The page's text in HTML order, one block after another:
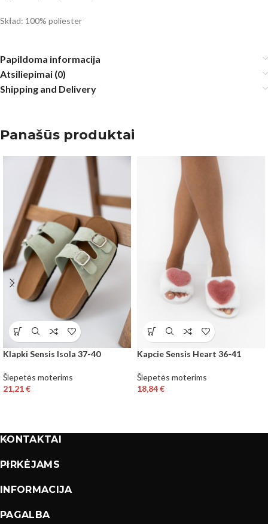
Skład: 100% poliester
Papildoma informacija
Atsiliepimai (0)
Shipping and Delivery
Panašūs produktai
Klapki Sensis Isola 37-40
Šlepetės moterims
21,21€
Kapcie Sensis Heart 36-41
Šlepetės moterims
18,84€
KONTAKTAI
PIRKĖJAMS
INFORMACIJA
PAGALBA